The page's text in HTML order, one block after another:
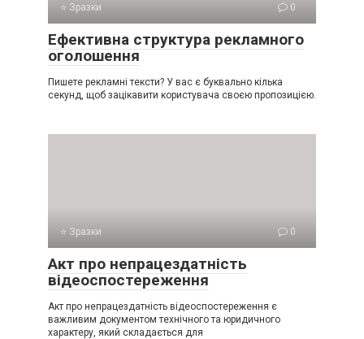
⭐ Зразки 0
Ефективна структура рекламного
оголошення
Пишете рекламні тексти? У вас є буквально кілька
секунд, щоб зацікавити користувача своєю пропозицією.
⭐ Зразки 0
Акт про непрацездатність
відеоспостереження
Акт про непрацездатність відеоспостереження є
важливим документом технічного та юридичного
характеру, який складається для